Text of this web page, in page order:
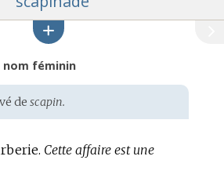
nom féminin
de scapin.
Cette affaire est une